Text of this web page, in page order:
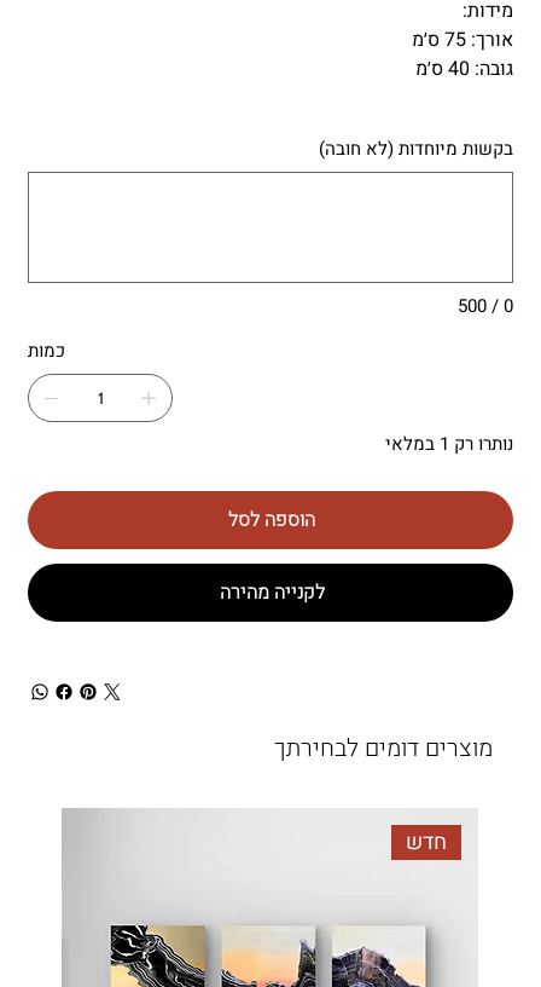
מידות:
אורך: 75 ס׳מ
גובה: 40 ס׳מ
בקשות מיוחדות (לא חובה)
0 / 500
כמות
נותרו רק 1 במלאי
הוספה לסל
לקנייה מהירה
מוצרים דומים לבחירתך
חדש